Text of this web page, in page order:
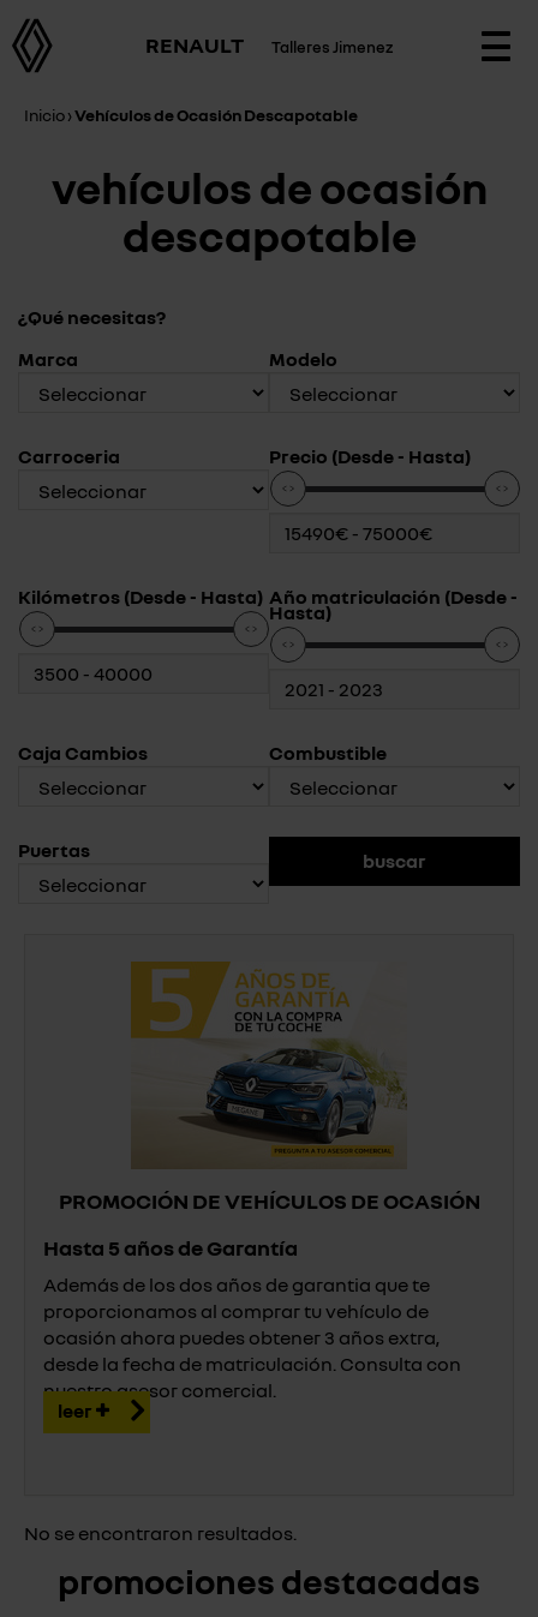
RENAULT Talleres Jimenez
Inicio›Vehículos de Ocasión Descapotable
vehículos de ocasión
descapotable
¿Qué necesitas?
Marca
Modelo
Carroceria Precio (Desde - Hasta)
Kilómetros (Desde - Hasta) Año matriculación (Desde -
Hasta)
Caja Cambios Combustible
Puertas
PROMOCIÓN DE VEHÍCULOS DE OCASIÓN
Hasta 5 años de Garantía
Además de los dos años de garantia que te
proporcionamos al comprar tu vehículo de
ocasión ahora puedes obtener 3 años extra,
desde la fecha de matriculación. Consulta con
nuestro asesor comercial.
leer
No se encontraron resultados.
promociones destacadas